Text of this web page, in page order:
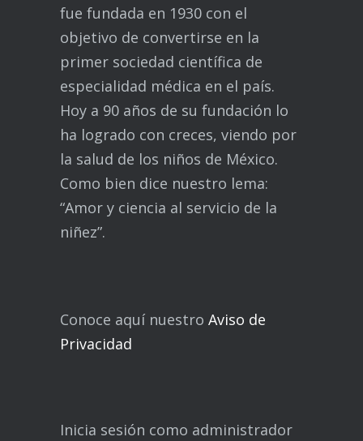
fue fundada en 1930 con el
objetivo de convertirse en la
primer sociedad científica de
especialidad médica en el país.
Hoy a 90 años de su fundación lo
ha logrado con creces, viendo por
la salud de los niños de México.
Como bien dice nuestro lema:
“Amor y ciencia al servicio de la
niñez”.
Conoce aquí nuestro Aviso de
Privacidad
Inicia sesión como administrador